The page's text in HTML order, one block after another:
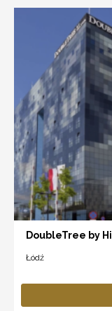
DoubleTree by
Łódź